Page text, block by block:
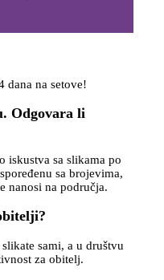
dana na setove!
Odgovara li
iskustva sa slikama po
sa brojevima,
nanosi na područja.
sami, a u društvu
za obitelj.